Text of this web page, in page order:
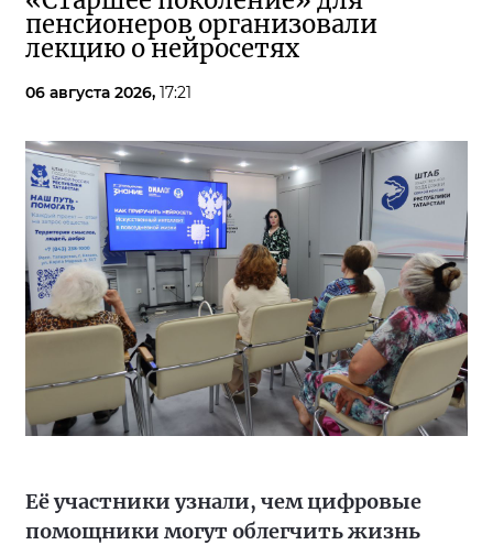
пенсионеров организовали
лекцию о нейросетях
06 августа 2026, 17:21
Её участники узнали, чем цифровые
помощники могут облегчить жизнь